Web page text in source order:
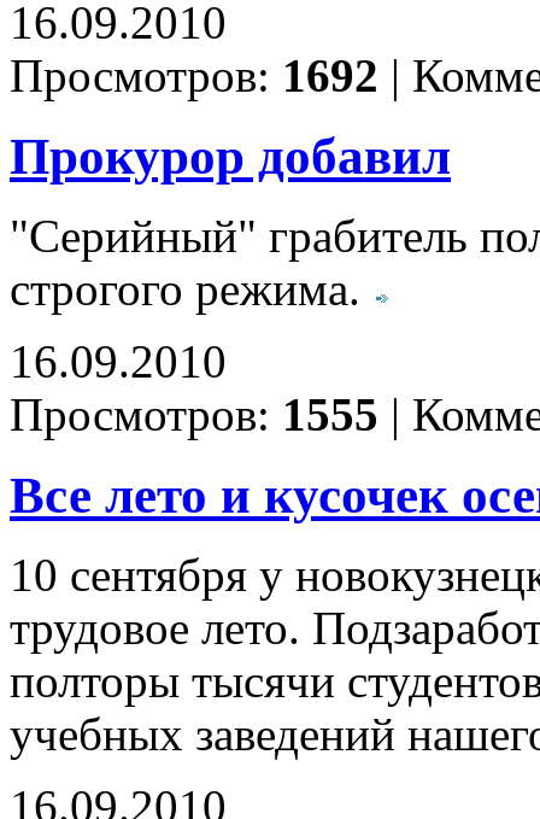
16.09.2010
Просмотров: 1692 |
Прокурор добавил
"Серийный" грабитель
строгого режима.
16.09.2010
Просмотров: 1555 |
Все лето и кусочек
10 сентября у
трудовое лето.
полторы тысячи
учебных заведений
16.09.2010